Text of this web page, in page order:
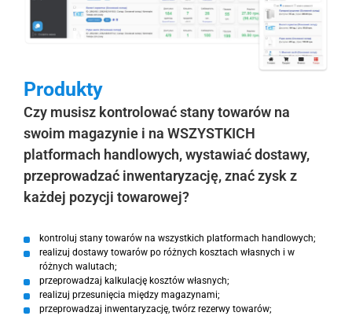
Produkty
Czy musisz kontrolować stany towarów na
swoim magazynie i na WSZYSTKICH
platformach handlowych, wystawiać dostawy,
przeprowadzać inwentaryzację, znać zysk z
każdej pozycji towarowej?
kontroluj stany towarów na wszystkich platformach handlowych;
realizuj dostawy towarów po różnych kosztach własnych i w
różnych walutach;
przeprowadzaj kalkulację kosztów własnych;
realizuj przesunięcia między magazynami;
przeprowadzaj inwentaryzację, twórz rezerwy towarów;